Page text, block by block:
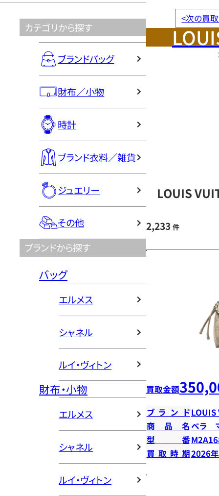
カテゴリから探す
ブランドバッグ
財布／小物
時計
ブランド衣料／雑貨
ジュエリー
その他
ブランドから探す
バッグ
エルメス
シャネル
ルイ・ヴィトン
財布・小物
エルメス
シャネル
ルイ・ヴィトン
<次の買
LOUIS
2,233 件
買取金額
ブランドLOUIS
商品名ベラ
型番
買取時期2026